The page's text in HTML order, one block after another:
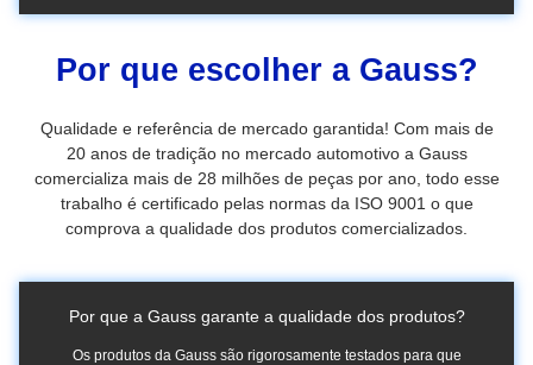
Por que escolher a Gauss?
Qualidade e referência de mercado garantida! Com mais de
20 anos de tradição no mercado automotivo a Gauss
comercializa mais de 28 milhões de peças por ano, todo esse
trabalho é certificado pelas normas da ISO 9001 o que
comprova a qualidade dos produtos comercializados.
Por que a Gauss garante a qualidade dos produtos?
Os produtos da Gauss são rigorosamente testados para que